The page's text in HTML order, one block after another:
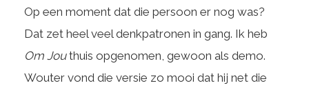
Op een moment dat die persoon er nog was?
Dat zet heel veel denkpatronen in gang. Ik heb
Om Jouthuis opgenomen, gewoon als demo.
Wouter vond die versie zo mooi dat hij net die